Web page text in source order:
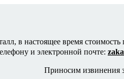
в настоящее время
и электронной почте:
Приносим извинения